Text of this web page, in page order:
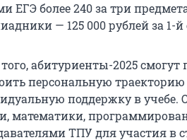
ЕГЭ более 240 за три
— 125 000рублей за 1-й
абитуриенты-2025
персональную
поддержку в учебе.
математики,
ТПУ для участия в